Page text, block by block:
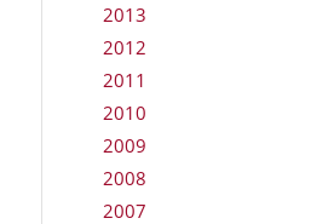
2013
2012
2011
2010
2009
2008
2007